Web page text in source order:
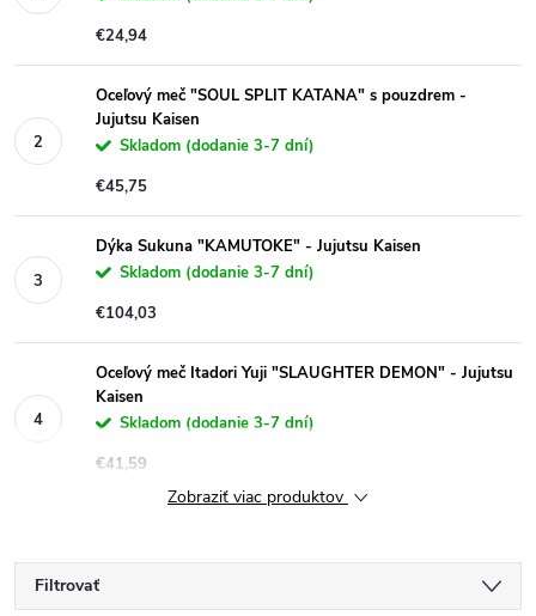
€24,94
Oceľový meč "SOUL SPLIT KATANA" s pouzdrem -
Jujutsu Kaisen
Skladom (dodanie 3-7 dní)
€45,75
Dýka Sukuna "KAMUTOKE" - Jujutsu Kaisen
Skladom (dodanie 3-7 dní)
€104,03
Oceľový meč Itadori Yuji "SLAUGHTER DEMON" - Jujutsu
Kaisen
Skladom (dodanie 3-7 dní)
€41,59
Zobraziť viac produktov
Filtrovať